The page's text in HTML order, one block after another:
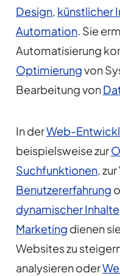
Design, künstlicher
Automation. Sie
Automatisierung
Optimierungvon
Bearbeitung von
In derWeb-
beispielsweise zur
Suchfunktionen,
Benutzererfahrung
dynamischer Inhalte
Marketing dienen
Websites zu
analysieren oder